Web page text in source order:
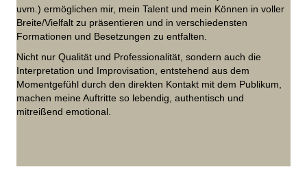
uvm.) ermöglichen mir, mein Talent und mein Können in voller
Breite/Vielfalt zu präsentieren und in verschiedensten
Formationen und Besetzungen zu entfalten.
Nicht nur Qualität und Professionalität, sondern auch die
Interpretation und Improvisation, entstehend aus dem
Momentgefühl durch den direkten Kontakt mit dem Publikum,
machen meine Auftritte so lebendig, authentisch und
mitreißend emotional.